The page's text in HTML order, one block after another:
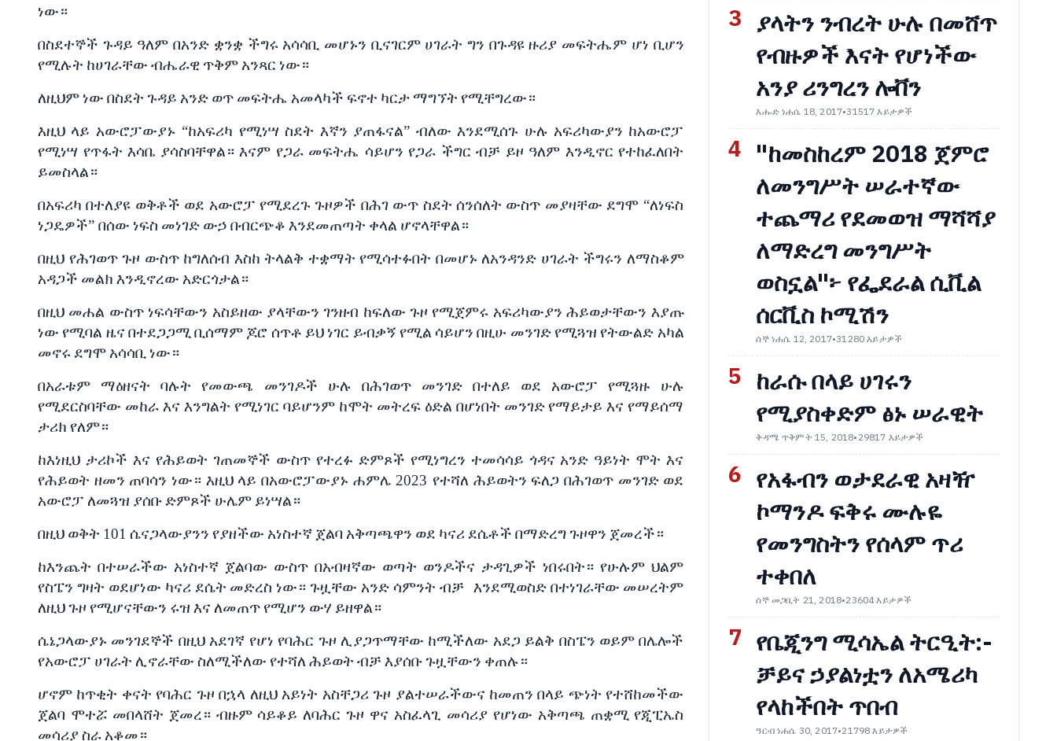
ነው።
በስደተኞች ጉዳይ ዓለም በአንድ ቋንቋ ችግሩ አሳሳቢ መሆኑን ቢናገርም ሀገራት ግን በጉዳዩ ዙሪያ መፍትሔም ሆነ ቢሆን
የሚሉት ከሀገራቸው ብሔራዊ ጥቅም አንጻር ነው።
ለዚህም ነው በስደት ጉዳይ አንድ ወጥ መፍትሔ አመላካች ፍኖተ ካርታ ማግኘት የሚቸግረው።
እዚህ ላይ አውሮፓውያኑ “ከአፍሪካ የሚነሣ ስደት እኛን ያጠፋናል” ብለው እንደሚሰጉ ሁሉ አፍሪካውያን ከአውሮፓ
የሚነሣ የጥፋት እሳቤ ያሳስባቸዋል። እናም የጋራ መፍትሔ ሳይሆን የጋራ ችግር ብቻ ይዞ ዓለም እንዲኖር የተከፈለበት
ይመስላል።
በአፍሪካ በተለያዩ ወቅቶች ወደ አውሮፓ የሚደረጉ ጉዞዎች በሕገ ውጥ ስደት ሰንሰለት ውስጥ መያዛቸው ደግሞ “ለነፍስ
ነጋዴዎች” በሰው ነፍስ መነገድ ውኃ በብርጭቆ እንደመጠጣት ቀላል ሆኖላቸዋል።
በዚህ የሕገወጥ ጉዞ ውስጥ ከግለሰብ እስከ ትላልቅ ተቋማት የሚሳተፉበት በመሆኑ ለአንዳንድ ሀገራት ችግሩን ለማስቆም
አዳጋች መልክ እንዲኖረው አድርጎታል።
በዚህ መሐል ውስጥ ነፍሳቸውን አስይዘው ያላቸውን ገንዘብ ከፍለው ጉዞ የሚጀምሩ አፍሪካውያን ሕይወታቸውን እያጡ
ነው የሚባል ዜና በተደጋጋሚ ቢሰማም ጆሮ ሰጥቶ ይህ ነገር ይብቃኝ የሚል ሳይሆን በዚሁ መንገድ የሚጓዝ የትውልድ አካል
መኖሩ ደግሞ አሳሳቢ ነው።
በአራቱም
ማዕዘናት ባሉት የመውጫ መንገዶች ሁሉ በሕገወጥ መንገድ በተለይ ወደ አውሮፓ የሚጓዙ
ሁሉ
የሚደርስባቸው መከራ እና እንግልት የሚነገር ባይሆንም ከሞት መትረፍ ዕድል በሆነበት መንገድ የማይታይ እና የማይሰማ
ታሪክ የለም።
ከእነዚህ ታሪኮች እና የሕይወት ገጠመኞች ውስጥ የተረፉ ድምጾች የሚነግረን ተመሳሳይ ጎዳና አንድ ዓይነት ሞት እና
የሕይወት ዘመን ጠባሳን ነው። እዚህ ላይ በአውሮፓውያኑ ሐምሌ2023 የተሻለ ሕይወትን ፍለጋ በሕገወጥ መንገድ ወደ
አውሮፓ ለመጓዝ ያሰቡ ድምጾች ሁሌም ይነሣል።
በዚህ ወቅት 101 ሴናጋላውያንን የያዘችው አነስተኛ ጀልባ አቅጣጫዋን ወደ ካናሪ ደሴቶች በማድረግጉዞዋን ጀመረች።
ከእንጨት በተሠራችው አነስተኛ ጀልባው ውስጥ በአብዛኛው ወጣት ወንዶችና ታዳጊዎች ነበሩበት። የሁሉም ህልም
የስፔን ግዛት ወደሆነው ካናሪ ደሴት መድረስ ነው። ጉዟቸው አንድ ሳምንት ብቻ እንደሚወስድ በተነገራቸው መሠረትም
ለዚህጉዞ የሚሆናቸውን ሩዝ እና ለመጠጥ የሚሆን ውሃ ይዘዋል።
ሴኔጋላውያኑ መንገደኞች በዚህ አደገኛ የሆነ የባሕር ጉዞ ሊያጋጥማቸው ከሚችለው አደጋ ይልቅ በስፔን ወይም በሌሎች
የአውሮፓ ሀገራት ሊኖራቸው ስለሚችለው የተሻለ ሕይወት ብቻ እያሰቡጉዟቸውን ቀጠሉ።
ሆኖም ከጥቂት ቀናት የባሕር ጉዞ በኋላ ለዚህ አይነት አስቸጋሪ ጉዞ ያልተሠራችውና ከመጠን በላይ ጭነት የተሸከመችው
ጀልባ ሞተሯ መበላሸት ጀመረ። ብዙም ሳይቆይ ለባሕር ጉዞ ዋና አስፈላጊ መሳሪያ የሆነው አቅጣጫ ጠቋሚ የጂፒኤስ
መሳሪያስራ አቆመ።
3 ያላትን ንብረት ሁሉ በመሸጥ
የብዙዎች እናት የሆነችው
አንያ ሪንግረን ሎቨን
እሑድ ነሐሴ 18, 2017•31517 እይታዎች
4 "ከመስከረም 2018 ጀምሮ
ለመንግሥት ሠራተኛው
ተጨማሪ የደመወዝ ማሻሻያ
ለማድረግ መንግሥት
ወስኗል"፦ የፌደራል ሲቪል
ሰርቪስ ኮሚሽን
ሰኞ ነሐሴ 12, 2017•31280 እይታዎች
5 ከራሱ በላይ ሀገሩን
የሚያስቀድም ፅኑ ሠራዊት
ቅዳሜ ጥቅምት 15, 2018•29817 እይታዎች
6 የአፋብን ወታደራዊ አዛዥ
ኮማንዶ ፍቅሩ ሙሉዬ
የመንግስትን የሰላም ጥሪ
ተቀበለ
ሰኞ መጋቢት 21, 2018•23604 እይታዎች
7 የቤጂንግ ሚሳኤል ትርዒት:-
ቻይና ኃያልነቷን ለአሜሪካ
የላከችበት ጥበብ
ዓርብ ነሐሴ 30, 2017•21798 እይታዎች